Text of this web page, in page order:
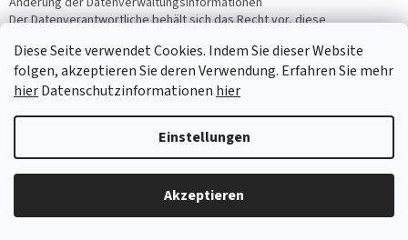
Diese Seite verwendet Cookies. Indem Sie dieser Website
folgen, akzeptieren Sie deren Verwendung. Erfahren Sie mehr
hierDatenschutzinformationen hier
Einstellungen
Akzeptieren
Der Datenverantwortliche behält sich das Recht vor, diese
Zweck und die Rechtsgrundlage der Datenverwaltung nicht
beeinträchtigt
der Änderung akzeptieren Sie die geänderten
Datenverwaltungsinformationen.
Wenn der Datenverantwortliche eine weitere Datenverarbeitung zu